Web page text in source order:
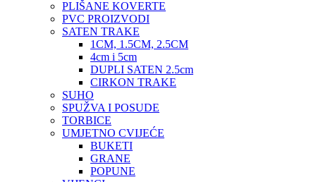
PLIŠANE KOVERTE
PVC PROIZVODI
SATEN TRAKE
1CM, 1.5CM, 2.5CM
4cm i 5cm
DUPLI SATEN 2.5cm
CIRKON TRAKE
SUHO
SPUŽVA I POSUDE
TORBICE
UMJETNO CVIJEĆE
BUKETI
GRANE
POPUNE